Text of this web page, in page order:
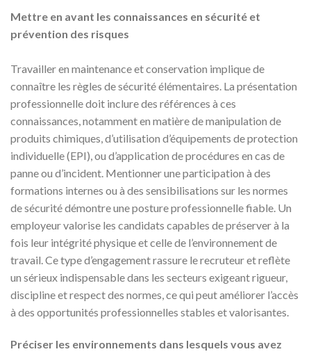
Mettre en avant les connaissances en sécurité et
prévention des risques
Travailler en maintenance et conservation implique de
connaître les règles de sécurité élémentaires. La présentation
professionnelle doit inclure des références à ces
connaissances, notamment en matière de manipulation de
produits chimiques, d’utilisation d’équipements de protection
individuelle (EPI), ou d’application de procédures en cas de
panne ou d’incident. Mentionner une participation à des
formations internes ou à des sensibilisations sur les normes
de sécurité démontre une posture professionnelle fiable. Un
employeur valorise les candidats capables de préserver à la
fois leur intégrité physique et celle de l’environnement de
travail. Ce type d’engagement rassure le recruteur et reflète
un sérieux indispensable dans les secteurs exigeant rigueur,
discipline et respect des normes, ce qui peut améliorer l’accès
à des opportunités professionnelles stables et valorisantes.
Préciser les environnements dans lesquels vous avez